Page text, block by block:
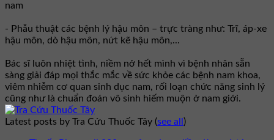
nam
- Phẫu thuật các bệnh lý hậu môn – trực tràng như: Trĩ, áp-xe
hậu môn, dò hậu môn, nứt kẽ hậu môn,...
Bác sĩ luôn nhiệt tình, niềm nở hết mình vì bệnh nhân sẵn
sàng giải đáp mọi thắc mắc về sức khỏe các bệnh nam khoa,
viêm nhiễm cơ quan sinh dục nam, rối loạn chức năng sinh lý
cũng như là chuẩn đoán vô sinh hiếm muộn ở nam giới.
Latest posts by Tra Cứu Thuốc Tây (see all )